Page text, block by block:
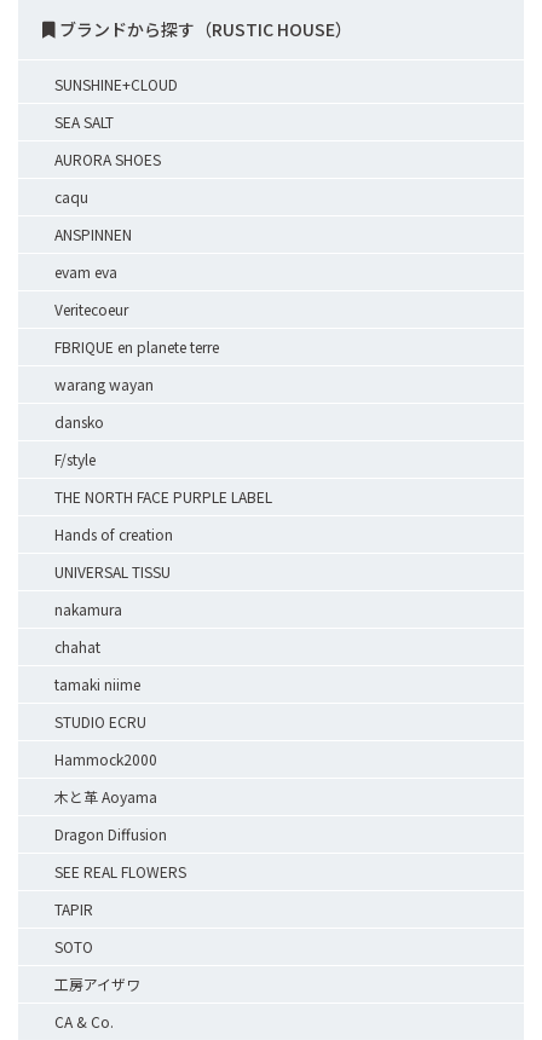
ブランドから探す（RUSTIC HOUSE）
SUNSHINE+CLOUD
SEA SALT
AURORA SHOES
caqu
ANSPINNEN
evam eva
Veritecoeur
FBRIQUE en planete terre
warang wayan
dansko
F/style
THE NORTH FACE PURPLE LABEL
Hands of creation
UNIVERSAL TISSU
nakamura
chahat
tamaki niime
STUDIO ECRU
Hammock2000
木と革 Aoyama
Dragon Diffusion
SEE REAL FLOWERS
TAPIR
SOTO
工房アイザワ
CA & Co.